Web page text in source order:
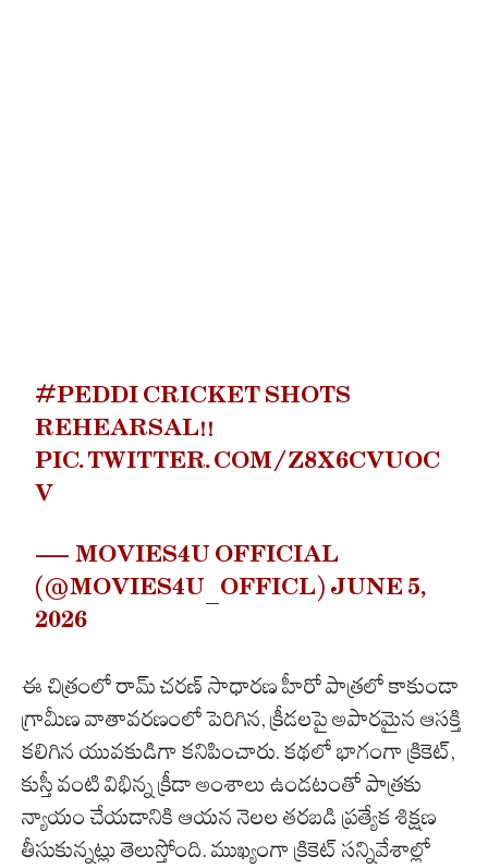
#PEDDICRICKET SHOTS
REHEARSAL!!
PIC.TWITTER.COM/Z8X6CVUOC
V
— MOVIES4U OFFICIAL
(@MOVIES4U_OFFICL)JUNE 5,
2026
ఈ చిత్రంలో రామ్ చరణ్ సాధారణ హీరో పాత్రలో కాకుండా
గ్రామీణ వాతావరణంలో పెరిగిన, క్రీడలపై అపారమైన ఆసక్తి
కలిగిన యువకుడిగా కనిపించారు. కథలో భాగంగా క్రికెట్,
కుస్తీ వంటి విభిన్న క్రీడా అంశాలు ఉండటంతో పాత్రకు
న్యాయం చేయడానికి ఆయన నెలల తరబడి ప్రత్యేక శిక్షణ
తీసుకున్నట్లు తెలుస్తోంది. ముఖ్యంగా క్రికెట్ సన్నివేశాల్లో